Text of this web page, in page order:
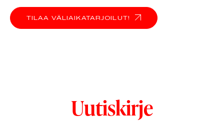
TILAA VÄLIAIKATARJOILUT!
Uutiskirje